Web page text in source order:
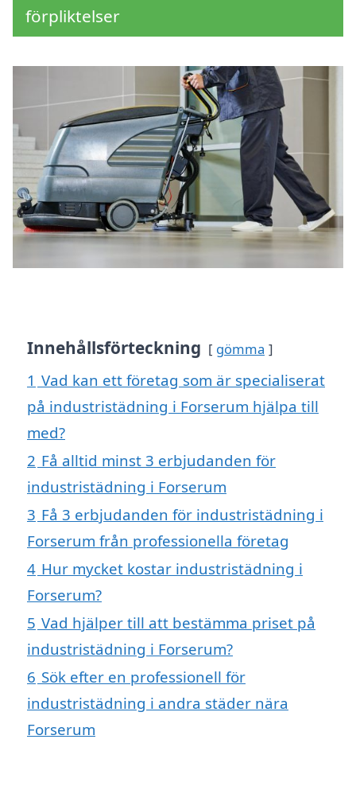
förpliktelser
Innehållsförteckning gömma
1 Vad kan ett företag som är specialiserat
på industristädning i Forserum hjälpa till
med?
2 Få alltid minst 3 erbjudanden för
industristädning i Forserum
3 Få 3 erbjudanden för industristädning i
Forserum från professionella företag
4 Hur mycket kostar industristädning i
Forserum?
5 Vad hjälper till att bestämma priset på
industristädning i Forserum?
6 Sök efter en professionell för
industristädning i andra städer nära
Forserum